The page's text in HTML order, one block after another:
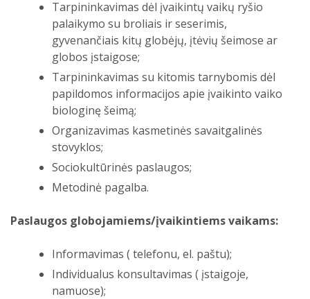
Tarpininkavimas dėl įvaikintų vaikų ryšio
palaikymo su broliais ir seserimis,
gyvenančiais kitų globėjų, įtėvių šeimose ar
globos įstaigose;
Tarpininkavimas su kitomis tarnybomis dėl
papildomos informacijos apie įvaikinto vaiko
biologinę šeimą;
Organizavimas kasmetinės savaitgalinės
stovyklos;
Sociokultūrinės paslaugos;
Metodinė pagalba.
Paslaugos globojamiems/įvaikintiems vaikams:
Informavimas ( telefonu, el. paštu);
Individualus konsultavimas ( įstaigoje,
namuose);